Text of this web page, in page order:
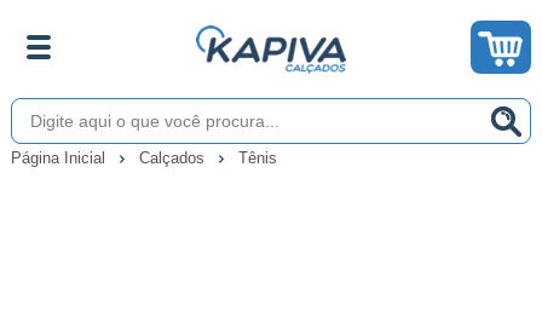
Página Inicial Calçados Tênis